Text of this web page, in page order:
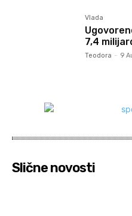
Vlada
7,4
Teodora - 9
Slične novosti